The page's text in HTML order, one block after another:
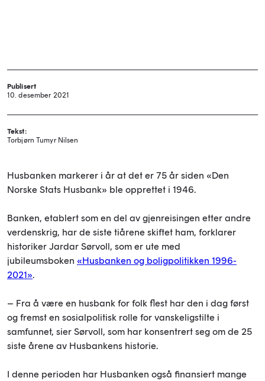
Publisert
10. desember 2021
Tekst:
Torbjørn Tumyr Nilsen
Husbanken markerer i år at det er 75 år siden «Den
Norske Stats Husbank» ble opprettet i 1946.
Banken, etablert som en del av gjenreisingen etter andre
verdenskrig, har de siste tiårene skiftet ham, forklarer
historiker Jardar Sørvoll, som er ute med
jubileumsboken «Husbanken og boligpolitikken 1996-
2021».
– Fra å være en husbank for folk flest har den i dag først
og fremst en sosialpolitisk rolle for vanskeligstilte i
samfunnet, sier Sørvoll, som har konsentrert seg om de 25
siste årene av Husbankens historie.
I denne perioden har Husbanken også finansiert mange